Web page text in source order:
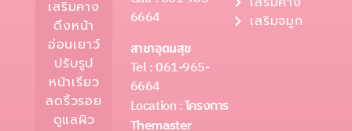
เสริมคาง
ดึงหน้า
อ่อนเยาว์
ปรับรูป
หน้าเรียว
ลดริ้วรอย
ดูแลผิว
6664
สาขาอุดมสุข
Tel : 061-965-
6664
Location :โครงการ
Themaster
เสริมจมูก